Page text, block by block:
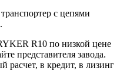
с цепями
R10 по низкой цене
представителя завода.
расчет, в кредит, в лизинг